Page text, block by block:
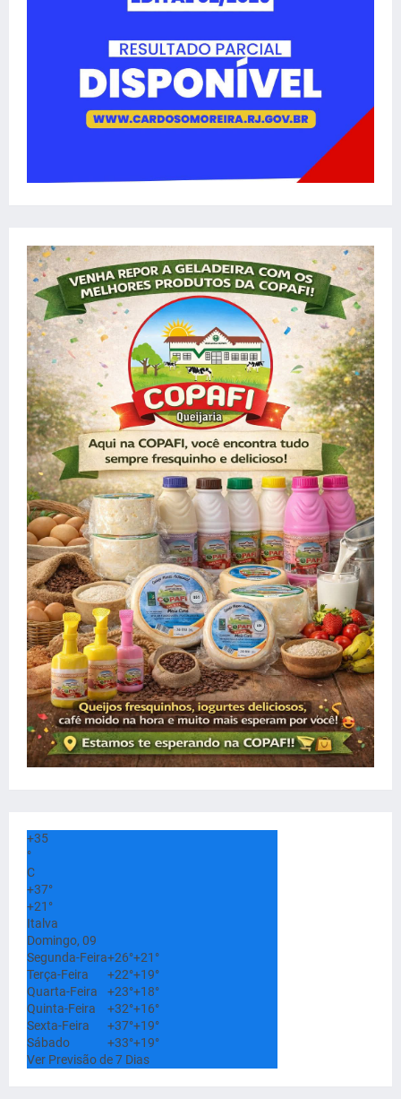
+35
°
C
+37°
+21°
Italva
Domingo, 09
Segunda-Feira+26°+21°
Terça-Feira
+22°+19°
Quarta-Feira
+23°+18°
Quinta-Feira
+32°+16°
Sexta-Feira
+37°+19°
Sábado
+33°+19°
Ver Previsão de 7 Dias